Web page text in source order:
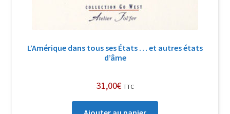
L’Amérique dans tous ses États … et autres états
d’âme
31,00€ TTC